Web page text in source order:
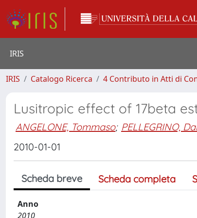
IRIS
IRIS Catalogo Ricerca 4 Contributo in Atti di
Lusitropic effect of 17beta
ANGELONE, Tommaso; PELLEGRINO,
2010-01-01
Scheda breve Scheda completa
Anno
2010